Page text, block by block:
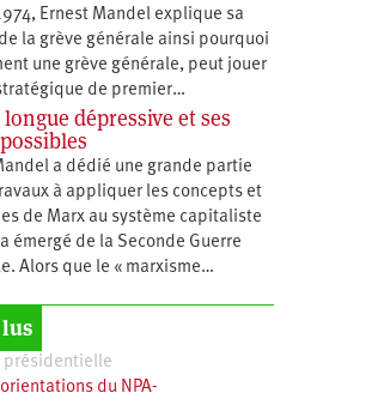
Ernest Mandel explique sa
la grève générale ainsi pourquoi
une grève générale, peut jouer
de premier…
longue dépressive et ses
a dédié une grande partie
à appliquer les concepts et
de Marx au système capitaliste
émergé de la Seconde Guerre
Alors que le « marxisme…
présidentielle
du NPA-